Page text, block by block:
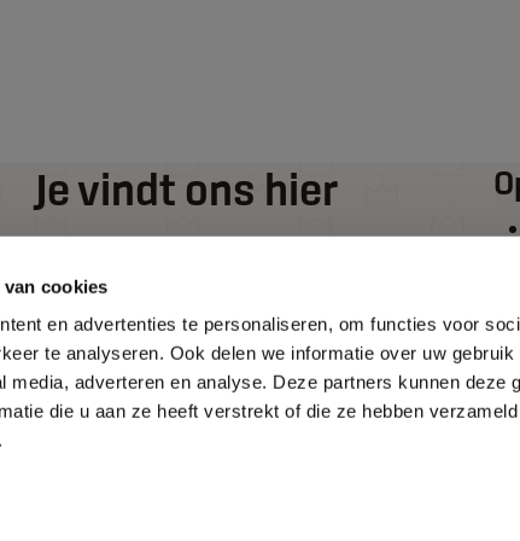
cookies
en advertenties te personaliseren, om functies voor
te analyseren. Ook delen we informatie over uw
media, adverteren en analyse. Deze partners kunnen deze
die u aan ze heeft verstrekt of die ze hebben
Je vindt ons hier
Hippolytushoef
0227 - 76 00 60
info@kroonkeukens.com